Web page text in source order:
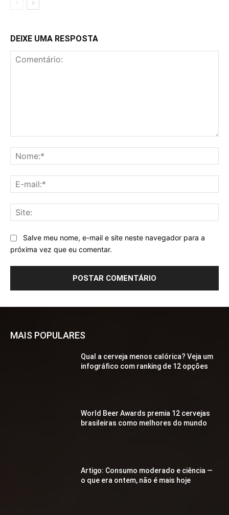
DEIXE UMA RESPOSTA
Salve meu nome, e-mail e site neste navegador para a
próxima vez que eu comentar.
MAIS POPULARES
Qual a cerveja menos calórica? Veja um
infográfico com ranking de 12 opções
World Beer Awards premia 12 cervejas
brasileiras como melhores do mundo
Artigo: Consumo moderado e ciência —
o que era ontem, não é mais hoje